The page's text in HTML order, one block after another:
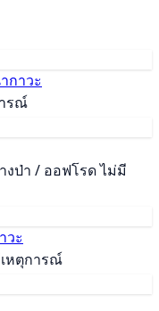
กาวะ
รณ์
งป่า / ออฟโรดไม่มี
วะ
หตุการณ์